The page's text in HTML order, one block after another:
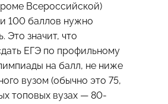
Всероссийской)
100 баллов нужно
Это значит, что
ЕГЭ по профильному
на балл, не ниже
вузом (обычно это 75,
топовых вузах — 80-